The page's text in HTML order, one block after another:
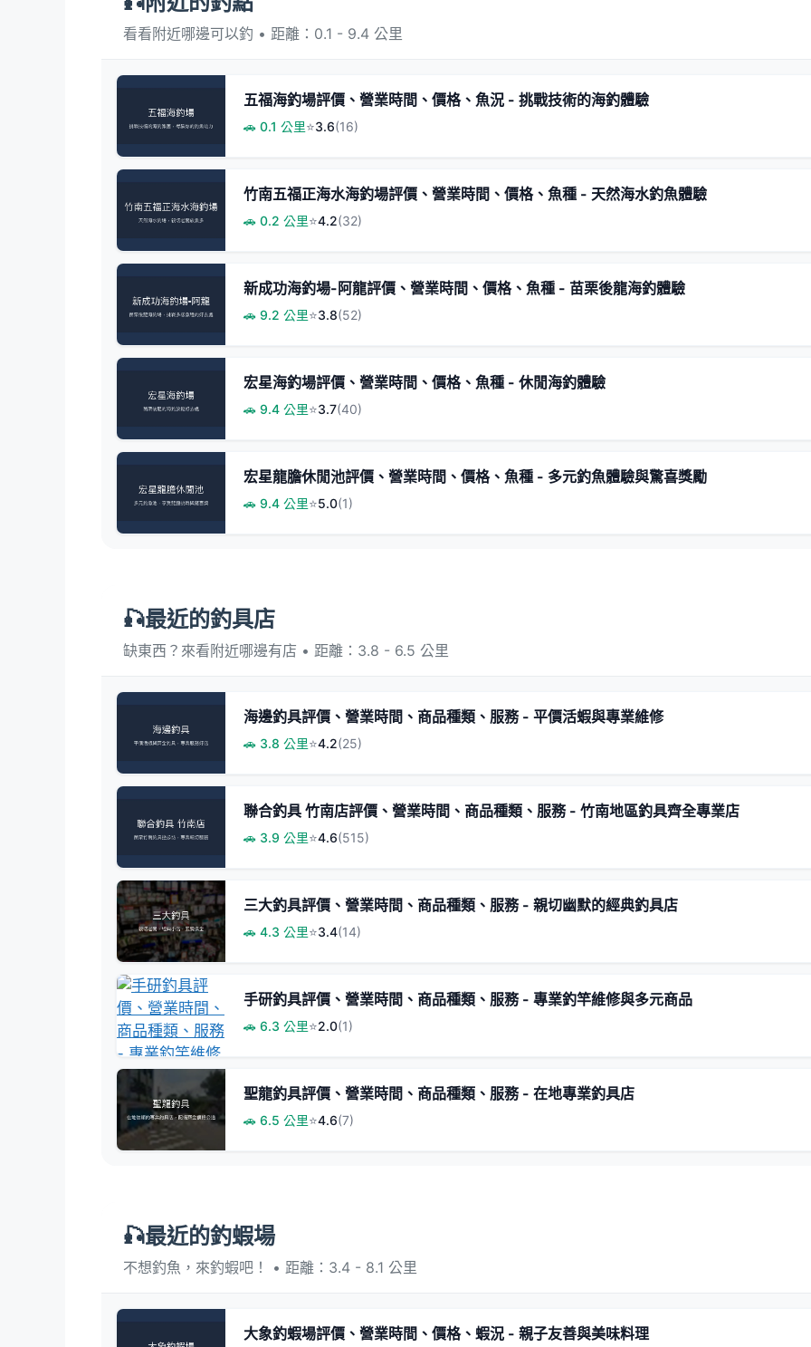
看看附近哪邊可以釣 • 距離：0.1 - 9.4 公里
五福海釣場評價、營業時間、價格、魚況 - 挑戰技術的海釣體驗
🚗 0.1 公里⭐3.6(16)
竹南五福正海水海釣場評價、營業時間、價格、魚種 - 天然海水釣魚體驗
🚗 0.2 公里⭐4.2(32)
新成功海釣場-阿龍評價、營業時間、價格、魚種 - 苗栗後龍海釣體驗
🚗 9.2 公里⭐3.8(52)
宏星海釣場評價、營業時間、價格、魚種 - 休閒海釣體驗
🚗 9.4 公里⭐3.7(40)
宏星龍膽休閒池評價、營業時間、價格、魚種 - 多元釣魚體驗與驚喜獎勵
🚗 9.4 公里⭐5.0(1)
🎣最近的釣具店
缺東西？來看附近哪邊有店 • 距離：3.8 - 6.5 公里
海邊釣具評價、營業時間、商品種類、服務 - 平價活蝦與專業維修
🚗 3.8 公里⭐4.2(25)
聯合釣具 竹南店評價、營業時間、商品種類、服務 - 竹南地區釣具齊全專業店
🚗 3.9 公里⭐4.6(515)
三大釣具評價、營業時間、商品種類、服務 - 親切幽默的經典釣具店
🚗 4.3 公里⭐3.4(14)
手研釣具評價、營業時間、商品種類、服務 - 專業釣竿維修與多元商品
🚗 6.3 公里⭐2.0(1)
聖龍釣具評價、營業時間、商品種類、服務 - 在地專業釣具店
🚗 6.5 公里⭐4.6(7)
🎣最近的釣蝦場
不想釣魚，來釣蝦吧！ • 距離：3.4 - 8.1 公里
大象釣蝦場評價、營業時間、價格、蝦況 - 親子友善與美味料理